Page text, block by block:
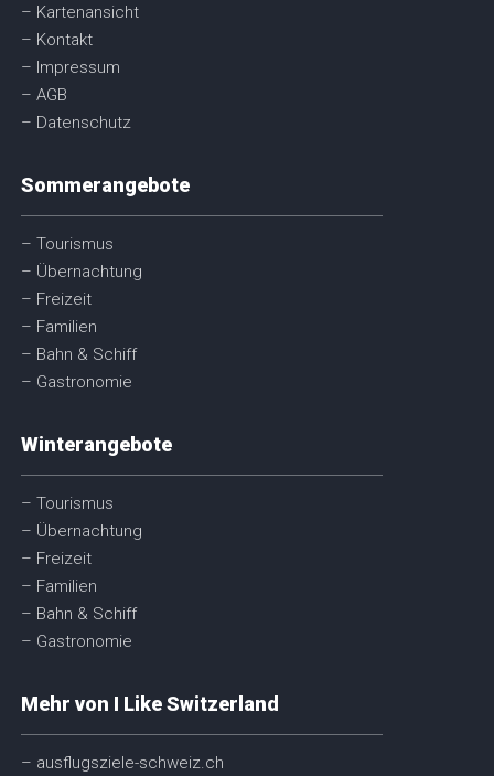
– Kartenansicht
– Kontakt
– Impressum
– AGB
– Datenschutz
Sommerangebote
– Tourismus
– Übernachtung
– Freizeit
– Familien
– Bahn & Schiff
– Gastronomie
Winterangebote
– Tourismus
– Übernachtung
– Freizeit
– Familien
– Bahn & Schiff
– Gastronomie
Mehr von I Like Switzerland
– ausflugsziele-schweiz.ch